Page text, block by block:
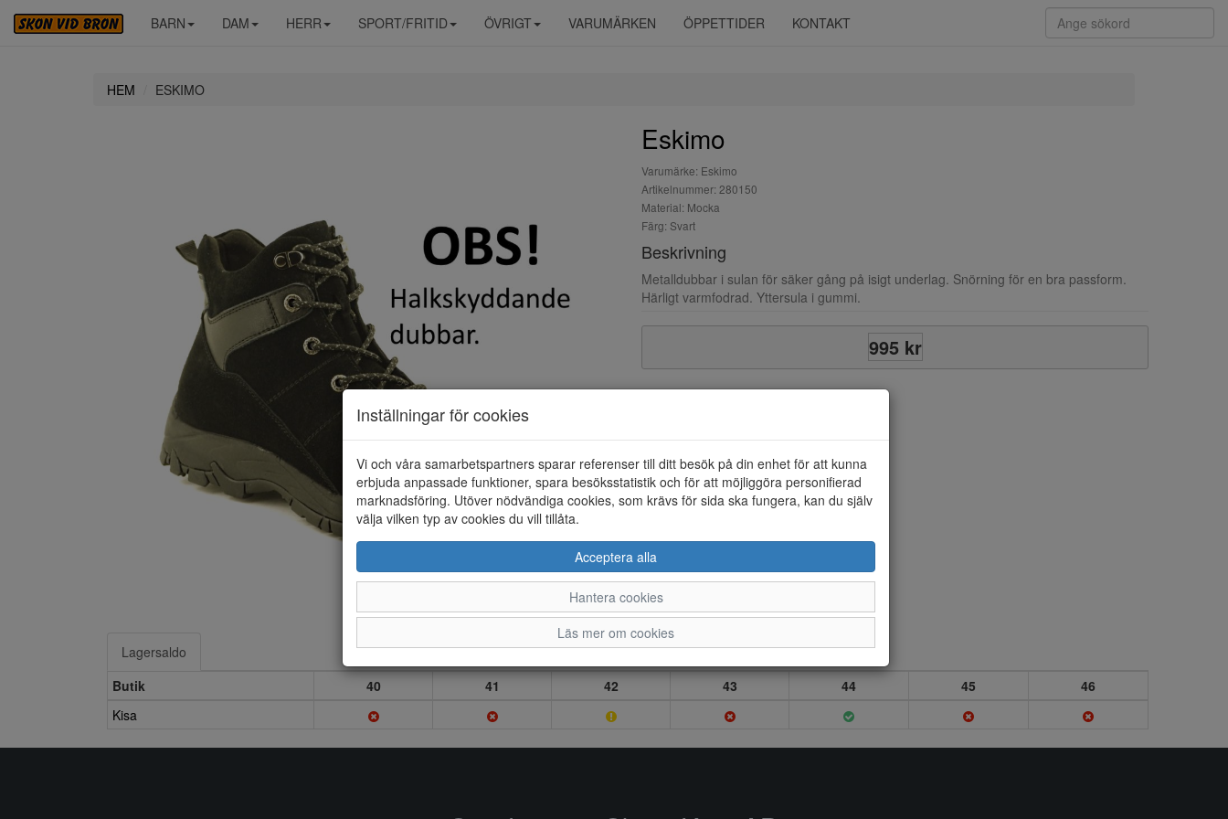
BARN DAM HERR SPORT/FRITID ÖVRIGT VARUMÄRKEN ÖPPETTIDER KONTAKT
HEM ESKIMO
Eskimo
Varumärke: Eskimo
Artikelnummer: 280150
Material: Mocka
Färg: Svart
Beskrivning
Metalldubbar i sulan för säker gång på isigt underlag. Snörning för en bra passform.
Härligt varmfodrad. Yttersula i gummi.
995 kr
Lagersaldo
Butik
40 41 42 43 44 45
46
Kisa
Inställningar för cookies
Vi och våra samarbetspartners sparar referenser till ditt besök på din enhet för att kunna
erbjuda anpassade funktioner, spara besöksstatistik och för att möjliggöra personifierad
marknadsföring. Utöver nödvändiga cookies, som krävs för sida ska fungera, kan du själv
välja vilken typ av cookies du vill tillåta.
Acceptera alla
Hantera cookies
Läs mer om cookies